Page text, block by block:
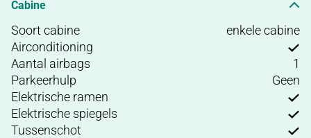
Cabine
Soort cabine
enkele cabine
Airconditioning
Aantal airbags
1
Parkeerhulp
Geen
Elektrische ramen
Elektrische spiegels
Tussenschot